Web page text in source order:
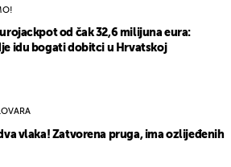
od čak 32,6 milijuna eura:
idu bogati dobitci u Hrvatskoj
vlaka! Zatvorena pruga, ima ozlijeđenih